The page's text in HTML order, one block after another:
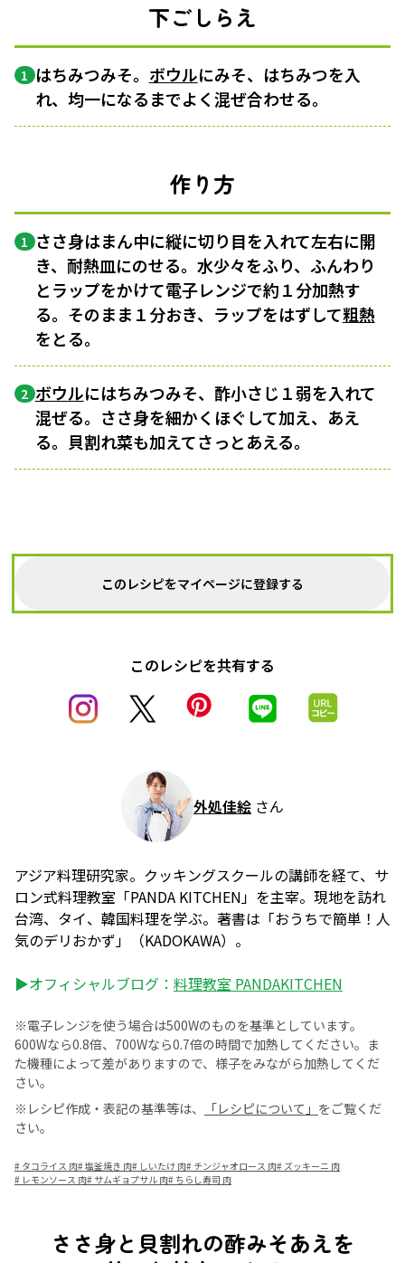
下ごしらえ
1 はちみつみそ。 ボウルにみそ、はちみつを入
れ、均一になるまでよく混ぜ合わせる。
作り方
1 ささ身はまん中に縦に切り目を入れて左右に開
き、耐熱皿にのせる。水少々をふり、ふんわり
とラップをかけて電子レンジで約１分加熱す
る。そのまま１分おき、ラップをはずして粗熱
をとる。
2 ボウルにはちみつみそ、酢小さじ１弱を入れて
混ぜる。ささ身を細かくほぐして加え、あえ
る。貝割れ菜も加えてさっとあえる。
このレシピをマイページに登録する
このレシピを共有する
外処佳絵 さん
アジア料理研究家。クッキングスクールの講師を経て、サ
ロン式料理教室「PANDA KITCHEN」を主宰。現地を訪れ
台湾、タイ、韓国料理を学ぶ。著書は「おうちで簡単！人
気のデリおかず」（KADOKAWA）。
▶オフィシャルブログ： 料理教室 PANDAKITCHEN
※電子レンジを使う場合は500Wのものを基準としています。
600Wなら0.8倍、700Wなら0.7倍の時間で加熱してください。ま
た機種によって差がありますので、様子をみながら加熱してくだ
さい。
※レシピ作成・表記の基準等は、
「レシピについて」 をご覧くだ
さい。
# タコライス 肉#塩釜焼き 肉# しいたけ 肉# チンジャオロース 肉# ズッキーニ 肉
# レモンソース 肉# サムギョプサル 肉# ちらし寿司 肉
ささ身と貝割れの酢みそあえを